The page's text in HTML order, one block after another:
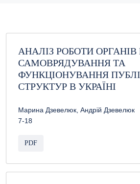
АНАЛІЗ РОБОТИ
САМОВРЯДУВАННЯ ТА
ФУНКЦІОНУВАННЯ
СТРУКТУР В УКРАЇНІ
Марина Дзевелюк, Андрій Дзевелюк
7-18
PDF